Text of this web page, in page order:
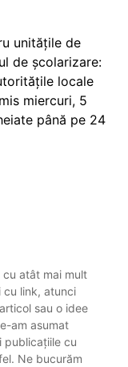
unitățile de
de școlarizare:
locale
miercuri, 5
până pe 24
atât mai mult
cu link, atunci
sau o idee
am asumat
publicațiile cu
Ne bucurăm